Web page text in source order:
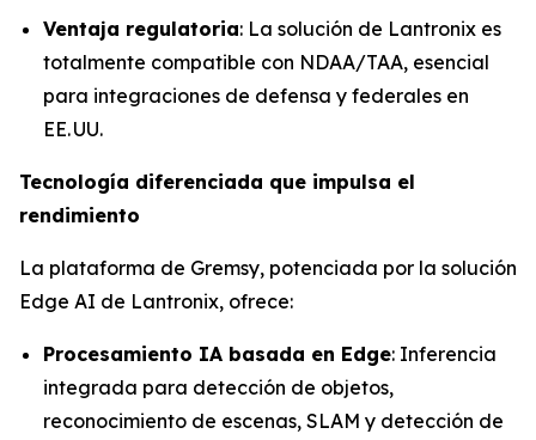
Ventaja regulatoria: La solución de Lantronix es
totalmente compatible con NDAA/TAA, esencial
para integraciones de defensa y federales en
EE. UU.
Tecnología diferenciada que impulsa el
rendimiento
La plataforma de Gremsy, potenciada por la solución
Edge AI de Lantronix, ofrece:
Procesamiento IA basada en Edge: Inferencia
integrada para detección de objetos,
reconocimiento de escenas, SLAM y detección de